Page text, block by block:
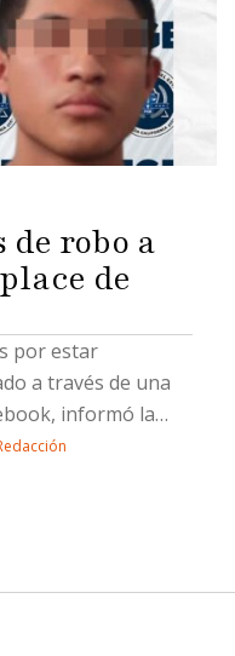
de robo a
de
por estar
a través de una
informó la
Fiscalía
en el delito
21 de marzo de
de Facebook